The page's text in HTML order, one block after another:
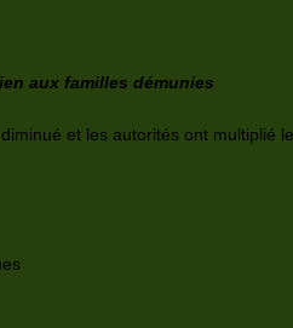
aux familles démunies
et les autorités ont multiplié